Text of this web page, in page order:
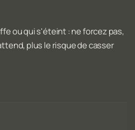
ou qui s'éteint : ne forcez pas,
plus le risque de casser